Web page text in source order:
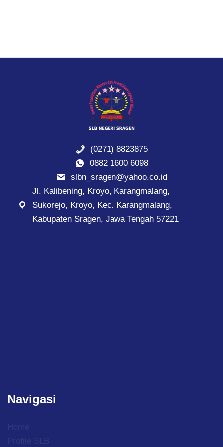
(0271) 8823875
0882 1600 6098
slbn_sragen@yahoo.co.id
Jl. Kalibening, Kroyo, Karangmalang,
Sukorejo, Kroyo, Kec. Karangmalang,
Kabupaten Sragen, Jawa Tengah 57221
Navigasi